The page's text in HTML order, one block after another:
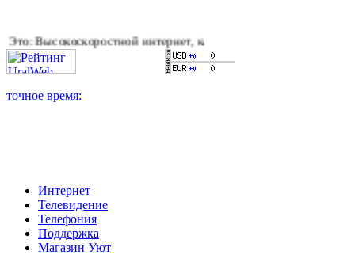
интернет, качественное цифровое и кабельное
Интернет
Телевидение
Телефония
Поддержка
Магазин Уют